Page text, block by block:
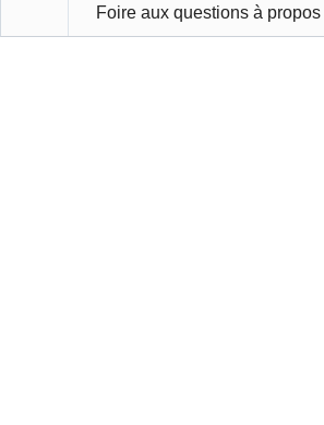
Foire aux questions à propos